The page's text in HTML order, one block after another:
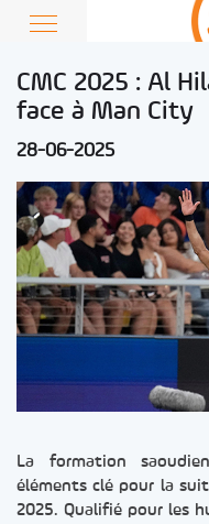
CMC 2025 : Al
face à Man City
28-06-2025
La formation
éléments clé pour la
2025. Qualifié pour les